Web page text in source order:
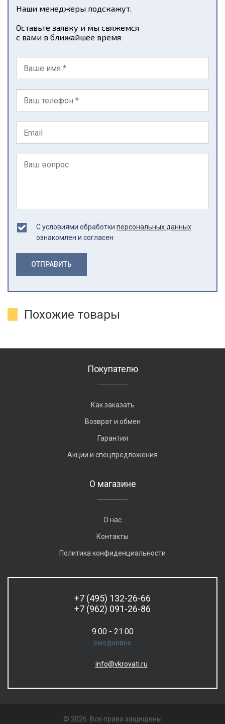
Наши менеджеры подскажут.
Оставьте заявку и мы свяжемся
с вами в ближайшее время
С условиями обработки персональных данных
ознакомлен и согласен
ОТПРАВИТЬ
Похожие товары
Покупателю
Как заказать
Возврат и обмен
Гарантия
Акции и спецпредложения
О магазине
О нас
Контакты
Политика конфиденциальности
+7 (495) 132-26-66
+7 (962) 091-26-86
9:00 - 21:00
ежедневно
info@vkrovati.ru
© 2026. Все права защищены